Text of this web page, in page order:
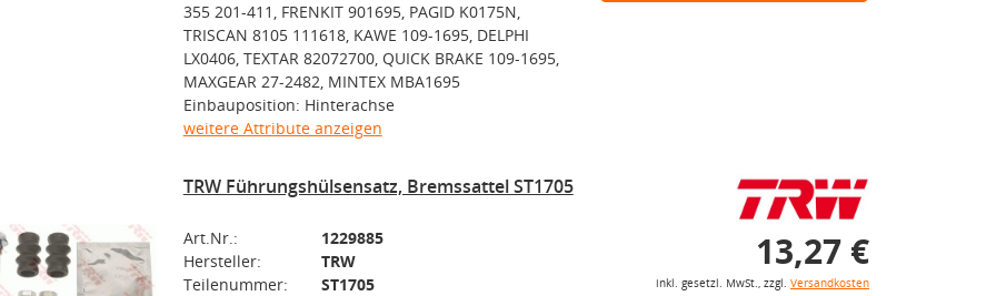
355 201-411, FRENKIT 901695, PAGID K0175N,
TRISCAN 8105 111618, KAWE 109-1695, DELPHI
LX0406, TEXTAR 82072700, QUICK BRAKE 109-1695,
MAXGEAR 27-2482, MINTEX MBA1695
Einbauposition: Hinterachse
weitere Attribute anzeigen
TRW Führungshülsensatz, Bremssattel ST1705
Art.Nr.:
1229885
Hersteller:
TRW
Teilenummer:
ST1705
13,27 €
inkl. gesetzl. MwSt., zzgl. Versandkosten